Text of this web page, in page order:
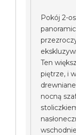
Pokój 2-
Ten
piętrze, i
nocną